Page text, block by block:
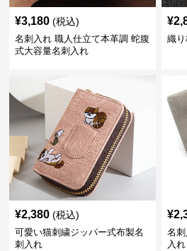
¥3,180 (税込)
名刺入れ 職人仕立て本革調 蛇腹
式大容量名刺入れ
¥
織
¥2,380 (税込)
可愛い猫刺繍ジッパー式布製名
刺入れ
¥
名
入れ